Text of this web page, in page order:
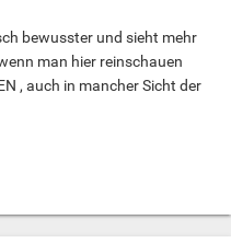
bewusster und sieht mehr
man hier reinschauen
, auch in mancher Sicht der